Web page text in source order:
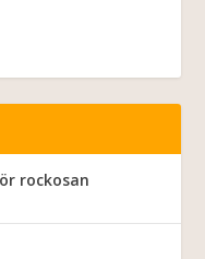
rockosan